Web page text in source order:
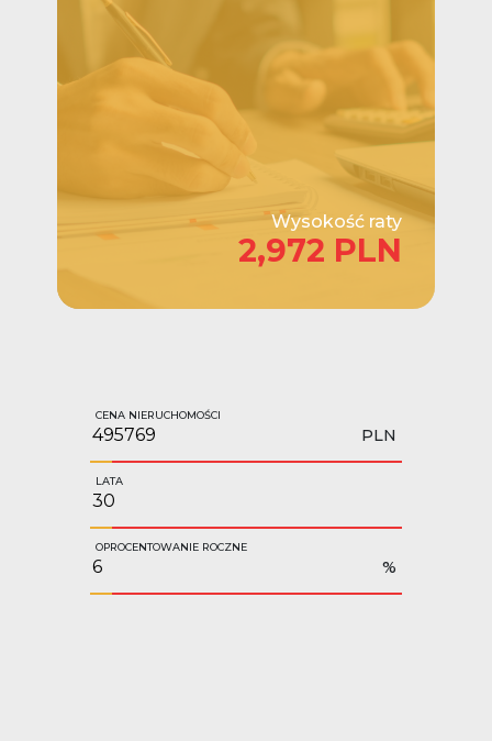
Wysokość raty
2,972 PLN
CENA NIERUCHOMOŚCI
PLN
LATA
OPROCENTOWANIE ROCZNE
%